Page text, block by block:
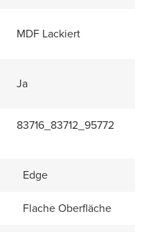
MDF Lackiert
Ja
83716_83712_95772
Edge
Flache Oberfläche